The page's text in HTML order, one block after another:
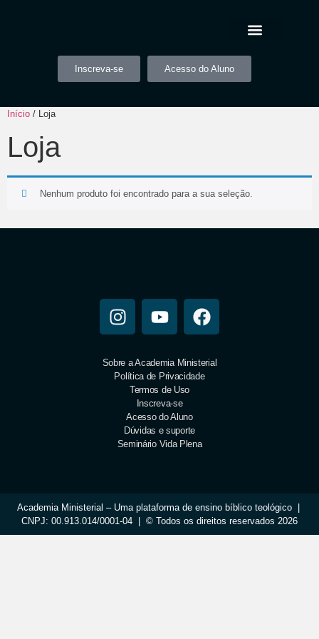
Inscreva-se Acesso do Aluno
Início / Loja
Loja
Nenhum produto foi encontrado para a sua seleção.
Sobre a Academia Ministerial
Política de Privacidade
Termos de Uso
Inscreva-se
Acesso do Aluno
Dúvidas e suporte
Seminário Vida Plena
Academia Ministerial – Uma plataforma de ensino bíblico teológico |
CNPJ: 00.913.014/0001-04 | © Todos os direitos reservados 2026